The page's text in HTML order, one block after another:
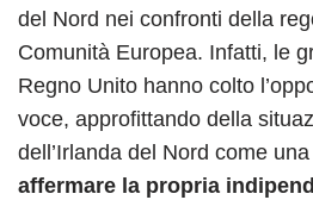
del Nord nei confronti della
Comunità Europea. Infatti, le
Regno Unito hanno colto
voce, approfittando della
dell’Irlanda del Nord come
affermare la propria